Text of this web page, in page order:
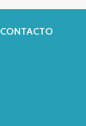
CONTACTO